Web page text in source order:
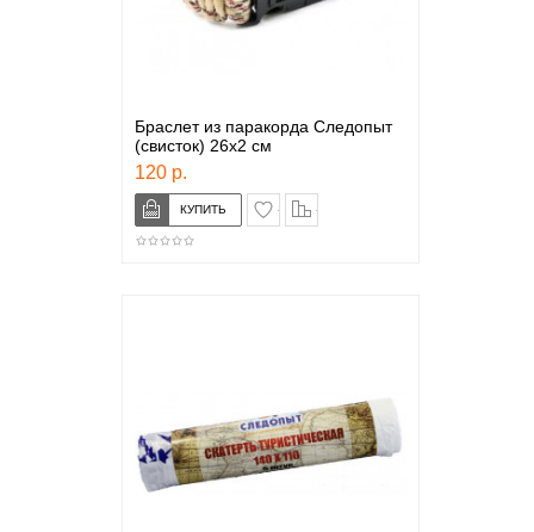
Браслет из паракорда Следопыт
(свисток) 26х2 см
120 р.
в закладки